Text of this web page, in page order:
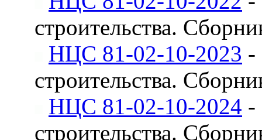
строительства.
НЦС 81-02-10-2023 -
строительства.
НЦС 81-02-10-2024 -
строительства.